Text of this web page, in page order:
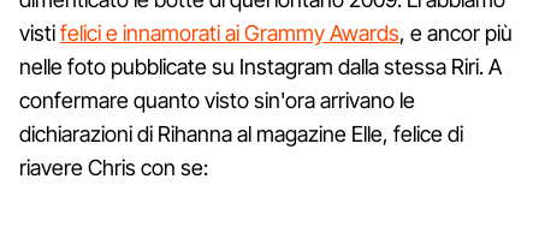
vistifelici e innamorati ai Grammy Awards, e ancor più
nelle foto pubblicate su Instagram dalla stessa Riri. A
confermare quanto visto sin'ora arrivano le
dichiarazioni di Rihanna al magazine Elle, felice di
riavere Chris con se: